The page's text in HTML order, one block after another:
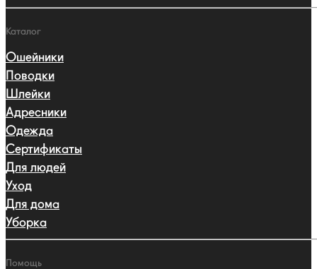
Каталог
Ошейники
Поводки
Шлейки
Адресники
Одежда
Сертификаты
Для людей
Уход
Для дома
Уборка
Помощь